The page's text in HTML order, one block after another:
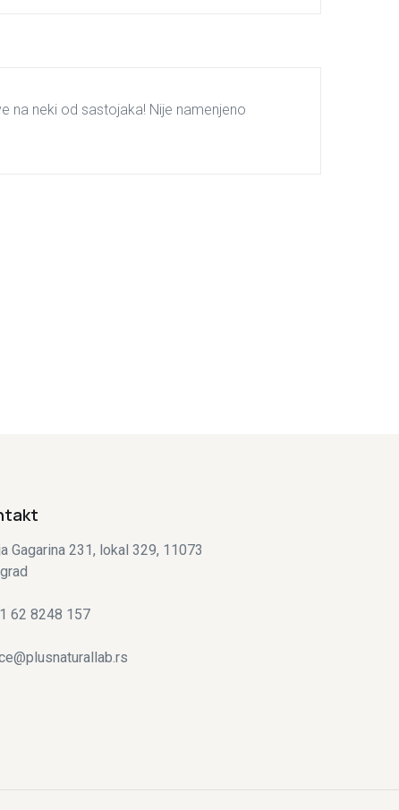
na neki od sastojaka! Nije namenjeno
Gagarina 231, lokal 329, 11073
62 8248 157